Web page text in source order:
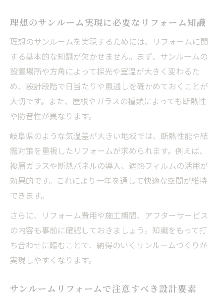
理想のサンルーム実現に必要なリフォーム知識
理想のサンルームを実現するためには、リフォームに関
する基本的な知識が欠かせません。まず、サンルームの
設置場所や方角によって採光や室温が大きく変わるた
め、設計段階で日当たりや風通しを確かめておくことが
大切です。また、屋根やガラスの種類によっても断熱性
や防音性が異なります。
岐阜県のような気温差が大きい地域では、断熱性能や結
露対策を重視したリフォームが求められます。例えば、
複層ガラスや断熱パネルの導入、遮熱フィルムの活用が
効果的です。これにより一年を通して快適な空間が維持
できます。
さらに、リフォーム費用や施工期間、アフターサービス
の内容も事前に確認しておきましょう。知識をもって打
ち合わせに臨むことで、納得のいくサンルームづくりが
実現しやすくなります。
サンルームリフォームで注意すべき設計要素